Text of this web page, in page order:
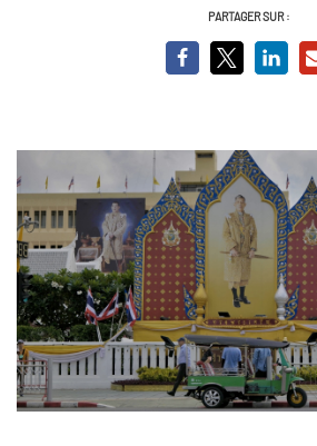
PARTAGER SUR :